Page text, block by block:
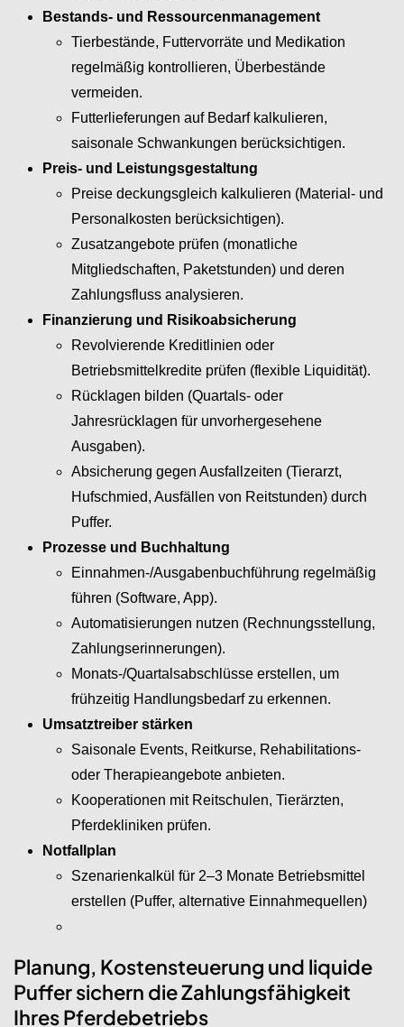
Bestands- und Ressourcenmanagement
Tierbestände, Futtervorräte und Medikation
regelmäßig kontrollieren, Überbestände
vermeiden.
Futterlieferungen auf Bedarf kalkulieren,
saisonale Schwankungen berücksichtigen.
Preis- und Leistungsgestaltung
Preise deckungsgleich kalkulieren (Material- und
Personalkosten berücksichtigen).
Zusatzangebote prüfen (monatliche
Mitgliedschaften, Paketstunden) und deren
Zahlungsfluss analysieren.
Finanzierung und Risikoabsicherung
Revolvierende Kreditlinien oder
Betriebsmittelkredite prüfen (flexible Liquidität).
Rücklagen bilden (Quartals- oder
Jahresrücklagen für unvorhergesehene
Ausgaben).
Absicherung gegen Ausfallzeiten (Tierarzt,
Hufschmied, Ausfällen von Reitstunden) durch
Puffer.
Prozesse und Buchhaltung
Einnahmen-/Ausgabenbuchführung regelmäßig
führen (Software, App).
Automatisierungen nutzen (Rechnungsstellung,
Zahlungserinnerungen).
Monats-/Quartalsabschlüsse erstellen, um
frühzeitig Handlungsbedarf zu erkennen.
Umsatztreiber stärken
Saisonale Events, Reitkurse, Rehabilitations-
oder Therapieangebote anbieten.
Kooperationen mit Reitschulen, Tierärzten,
Pferdekliniken prüfen.
Notfallplan
Szenarienkalkül für 2–3 Monate Betriebsmittel
erstellen (Puffer, alternative Einnahmequellen)
Planung, Kostensteuerung und liquide
Puffer sichern die Zahlungsfähigkeit
Ihres Pferdebetriebs